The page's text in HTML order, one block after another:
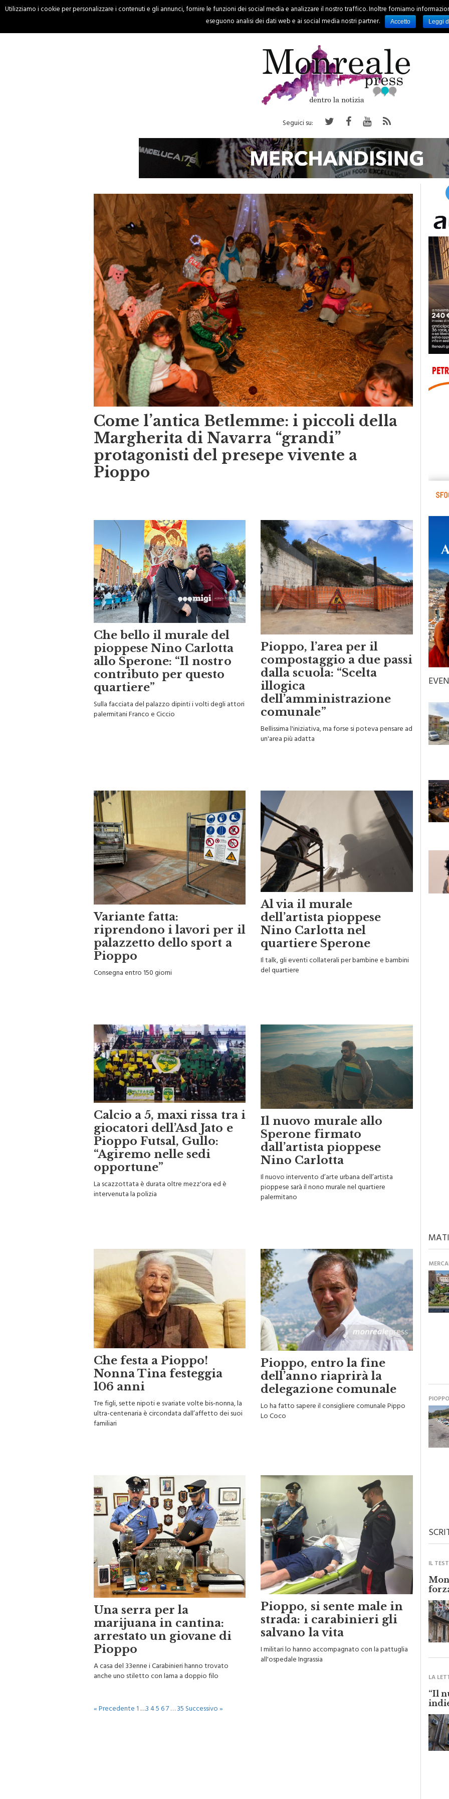
HOME CRONACA PALERMO REGIONE EVENTI RUBRICHE SPORT
Seguici su:
Come l’antica Betlemme: i piccoli della
Margherita di Navarra “grandi”
protagonisti del presepe vivente a
Pioppo
Che bello il murale del
pioppese Nino Carlotta
allo Sperone: “Il nostro
contributo per questo
quartiere”
Sulla facciata del palazzo dipinti i volti degli attori
palermitani Franco e Ciccio
Pioppo, l’area per il
compostaggio a due passi
dalla scuola: “Scelta
illogica
dell’amministrazione
comunale”
Bellissima l'iniziativa, ma forse si poteva pensare ad
un'area più adatta
Variante fatta:
riprendono i lavori per il
palazzetto dello sport a
Pioppo
Consegna entro 150 giorni
Al via il murale
dell’artista pioppese
Nino Carlotta nel
quartiere Sperone
Il talk, gli eventi collaterali per bambine e bambini
del quartiere
Calcio a 5, maxi rissa tra i
giocatori dell’Asd Jato e
Pioppo Futsal, Gullo:
“Agiremo nelle sedi
opportune”
La scazzottata è durata oltre mezz'ora ed è
intervenuta la polizia
Il nuovo murale allo
Sperone firmato
dall’artista pioppese
Nino Carlotta
Il nuovo intervento d’arte urbana dell’artista
pioppese sarà il nono murale nel quartiere
palermitano
Che festa a Pioppo!
Nonna Tina festeggia
106 anni
Tre figli, sette nipoti e svariate volte bis-nonna, la
ultra-centenaria è circondata dall’affetto dei suoi
familiari
Pioppo, entro la fine
dell’anno riaprirà la
delegazione comunale
Lo ha fatto sapere il consigliere comunale Pippo
Lo Coco
Una serra per la
marijuana in cantina:
arrestato un giovane di
Pioppo
A casa del 33enne i Carabinieri hanno trovato
anche uno stiletto con lama a doppio filo
Pioppo, si sente male in
strada: i carabinieri gli
salvano la vita
I militari lo hanno accompagnato con la pattuglia
all'ospedale Ingrassia
« Precedente 1…3 4567 …35Successivo »
PIOPPO
“Il
Utilizziamo i cookie per personalizzare i contenuti e gli annunci, fornire le funzioni dei social media e analizzare il nostro traffico. Inoltre forniamo
eseguono analisi dei dati web e ai social media nostri partner.
Accetto Leggi